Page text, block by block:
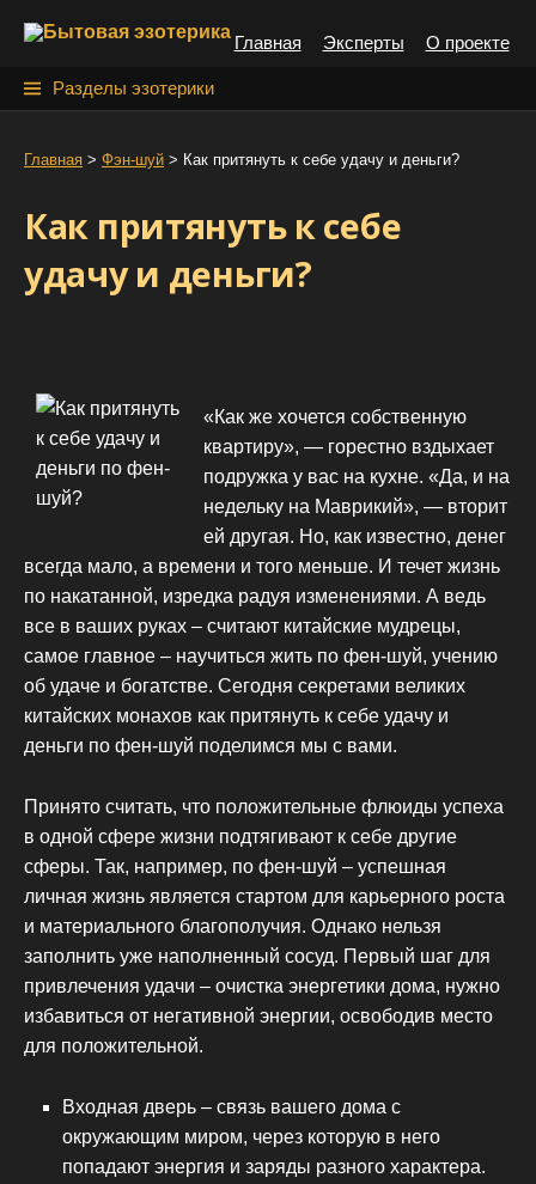
Главная Эксперты О проекте
Разделы эзотерики
Главная > Фэн-шуй > Как притянуть к себе удачу и деньги?
Как притянуть к себе
удачу и деньги?
«Как же хочется собственную
квартиру», — горестно вздыхает
подружка у вас на кухне. «Да, и на
недельку на Маврикий», — вторит
ей другая. Но, как известно, денег
всегда мало, а времени и того меньше. И течет жизнь
по накатанной, изредка радуя изменениями. А ведь
все в ваших руках – считают китайские мудрецы,
самое главное – научиться жить по фен-шуй, учению
об удаче и богатстве. Сегодня секретами великих
китайских монахов как притянуть к себе удачу и
деньги по фен-шуй поделимся мы с вами.
Принято считать, что положительные флюиды успеха
в одной сфере жизни подтягивают к себе другие
сферы. Так, например, по фен-шуй – успешная
личная жизнь является стартом для карьерного роста
и материального благополучия. Однако нельзя
заполнить уже наполненный сосуд. Первый шаг для
привлечения удачи – очистка энергетики дома, нужно
избавиться от негативной энергии, освободив место
для положительной.
Входная дверь – связь вашего дома с
окружающим миром, через которую в него
попадают энергия и заряды разного характера.